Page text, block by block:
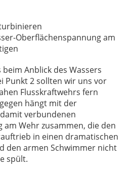
Oberflächenspannung am
Anblick des Wassers
Punkt 2 sollten wir uns vor
Flusskraftwehrs fern
hängt mit der
verbundenen
Wehr zusammen, die den
in einen dramatischen
den armen Schwimmer nicht
spült.